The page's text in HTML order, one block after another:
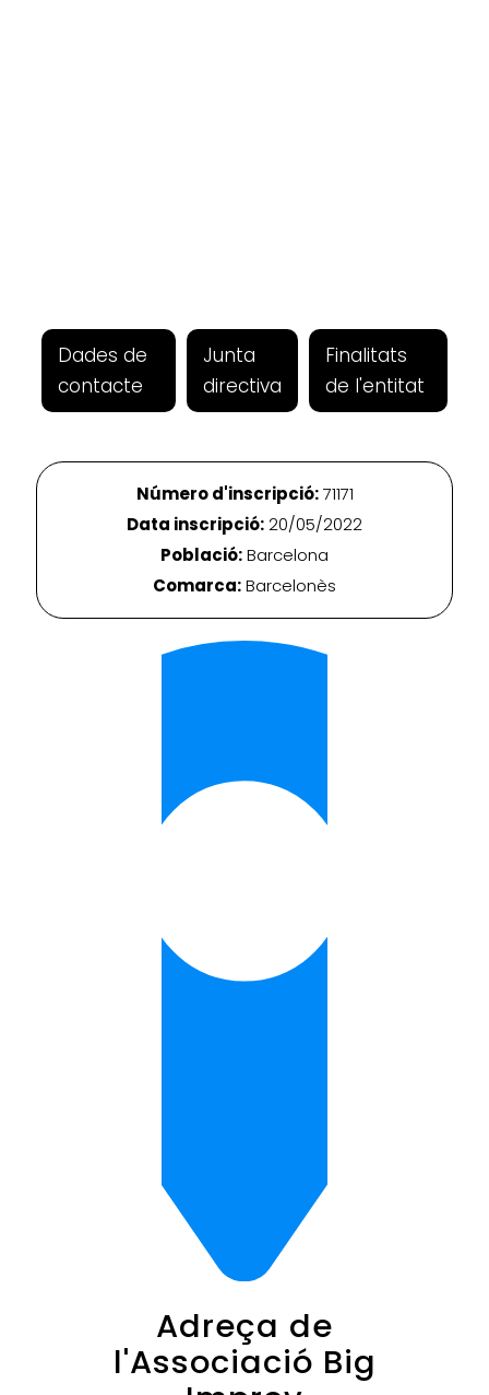
Dades de
contacte
Junta
directiva
Finalitats
de l'entitat
Número d'inscripció:71171
Data inscripció:20/05/2022
Població:Barcelona
Comarca:Barcelonès
Adreça de
l'Associació Big